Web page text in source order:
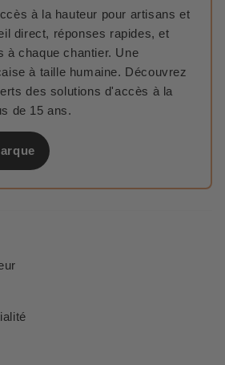
à la hauteur pour artisans et
direct, réponses rapides, et
à chaque chantier. Une
à taille humaine. Découvrez
des solutions d'accès à la
de 15 ans.